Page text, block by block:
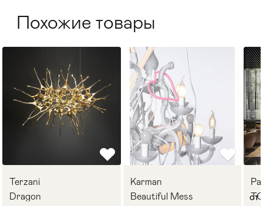
Похожие товары
Terzani
Dragon
Karman
Beautiful Mess
от